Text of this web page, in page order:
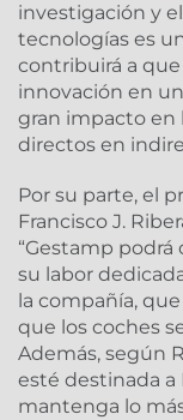
investigación y
tecnologías es
contribuirá a
innovación en
gran impacto en
directos en
Por su parte, el
Francisco J.
“Gestamp
su labor
la compañía,
que los coches
Además, según
esté destinada a
mantenga lo